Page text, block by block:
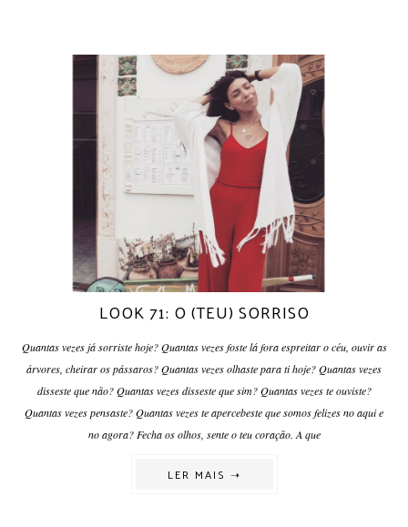
LOOK 71: O (TEU) SORRISO
Quantas vezes já sorriste hoje? Quantas vezes foste lá fora espreitar o céu, ouvir as
árvores, cheirar os pássaros? Quantas vezes olhaste para ti hoje? Quantas vezes
disseste que não? Quantas vezes disseste que sim? Quantas vezes te ouviste?
Quantas vezes pensaste? Quantas vezes te apercebeste que somos felizes no aqui e
no agora? Fecha os olhos, sente o teu coração. A que
LER MAIS ➝